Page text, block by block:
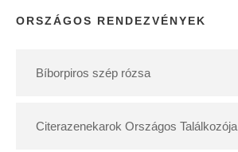
p
r
ORSZÁGOS RENDEZVÉNYEK
Bíborpiros szép rózsa
Citerazenekarok Országos Találkozója